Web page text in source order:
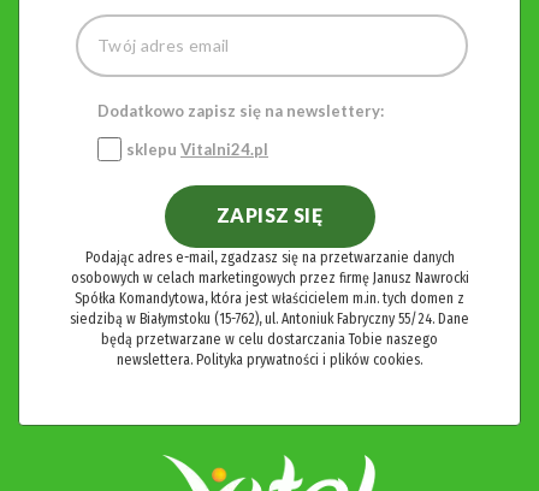
Dodatkowo zapisz się na newslettery:
sklepu Vitalni24.pl
ZAPISZ SIĘ
Podając adres e-mail, zgadzasz się na przetwarzanie danych
osobowych w celach marketingowych przez firmę Janusz Nawrocki
Spółka Komandytowa, która jest właścicielem m.in. tych domen z
siedzibą w Białymstoku (15-762), ul. Antoniuk Fabryczny 55/24. Dane
będą przetwarzane w celu dostarczania Tobie naszego
newslettera. Polityka prywatności i plików cookies.